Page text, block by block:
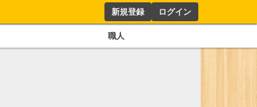
新規登録 ログイン
職人